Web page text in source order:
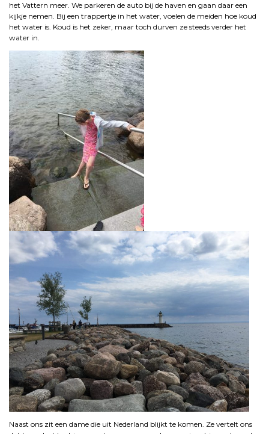
het Vattern meer. We parkeren de auto bij de haven en gaan daar een
kijkje nemen. Bij een trappertje in het water, voelen de meiden hoe koud
het water is. Koud is het zeker, maar toch durven ze steeds verder het
water in.
Naast ons zit een dame die uit Nederland blijkt te komen. Ze vertelt ons